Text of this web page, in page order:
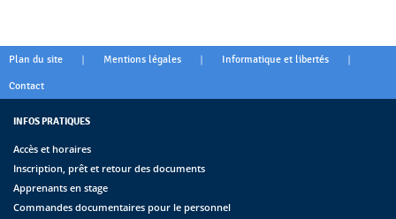
Plan du site | Mentions légales | Informatique et libertés |
Contact
INFOS PRATIQUES
Accès et horaires
Inscription, prêt et retour des documents
Apprenants en stage
Commandes documentaires pour le personnel